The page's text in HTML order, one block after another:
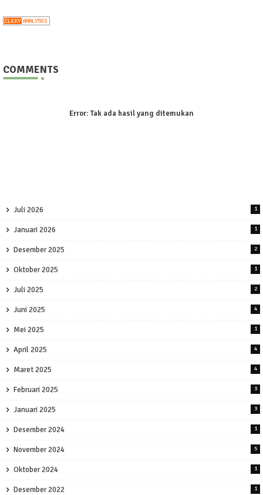
COMMENTS
Error:Tak ada hasil yang ditemukan
Juli 2026 1
Januari 2026 1
Desember 2025 2
Oktober 2025 1
Juli 2025 2
Juni 2025 4
Mei 2025 1
April 2025 4
Maret 2025 4
Februari 2025 3
Januari 2025 3
Desember 2024 1
November 2024 5
Oktober 2024 1
Desember 2022 1